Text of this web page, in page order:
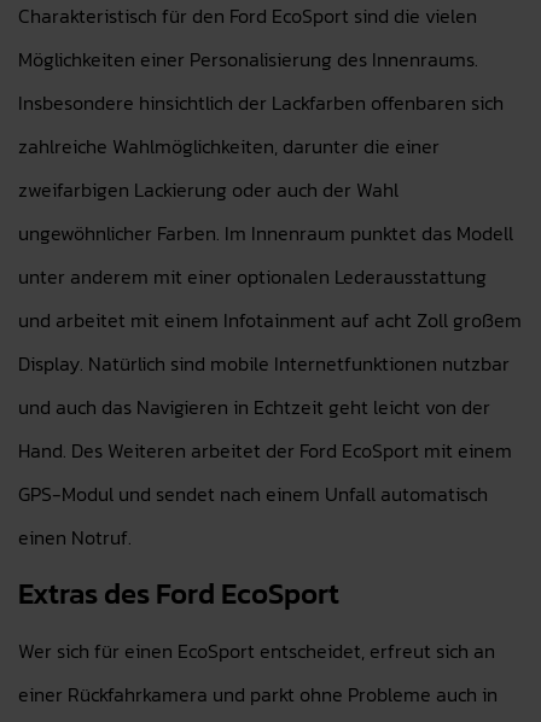
Charakteristisch für den Ford EcoSport sind die vielen
Möglichkeiten einer Personalisierung des Innenraums.
Insbesondere hinsichtlich der Lackfarben offenbaren sich
zahlreiche Wahlmöglichkeiten, darunter die einer
zweifarbigen Lackierung oder auch der Wahl
ungewöhnlicher Farben. Im Innenraum punktet das Modell
unter anderem mit einer optionalen Lederausstattung
und arbeitet mit einem Infotainment auf acht Zoll großem
Display. Natürlich sind mobile Internetfunktionen nutzbar
und auch das Navigieren in Echtzeit geht leicht von der
Hand. Des Weiteren arbeitet der Ford EcoSport mit einem
GPS-Modul und sendet nach einem Unfall automatisch
einen Notruf.
Extras des Ford EcoSport
Wer sich für einen EcoSport entscheidet, erfreut sich an
einer Rückfahrkamera und parkt ohne Probleme auch in